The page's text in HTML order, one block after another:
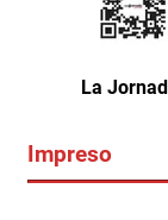
La
Impreso